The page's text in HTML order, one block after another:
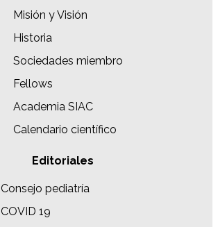
Misión y Visión
Historia
Sociedades miembro
Fellows
Academia SIAC
Calendario científico
Editoriales
Consejo pediatría
COVID 19